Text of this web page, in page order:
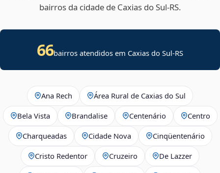
bairros da cidade de Caxias do Sul‑RS.
66bairros atendidos em Caxias do Sul-RS
Ana Rech Área Rural de Caxias do Sul
Bela Vista Brandalise Centenário Centro
Charqueadas Cidade Nova Cinqüentenário
Cristo Redentor Cruzeiro De Lazzer